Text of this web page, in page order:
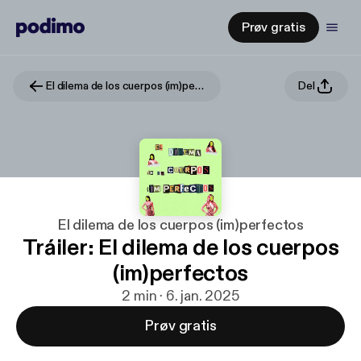
Prøv gratis
El dilema de los cuerpos (im)perfectos Del
El dilema de los cuerpos (im)perfectos
Tráiler: El dilema de los cuerpos
(im)perfectos
2 min · 6. jan. 2025
Prøv gratis